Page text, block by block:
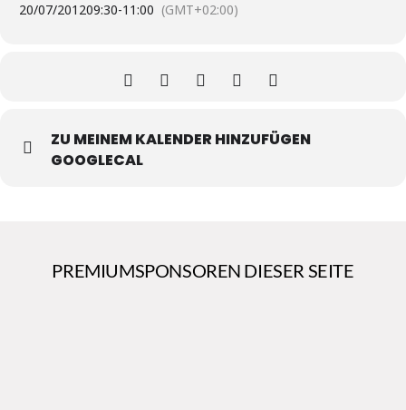
20/07/201209:30-11:00 (GMT+02:00)
ZU MEINEM KALENDER HINZUFÜGEN
GOOGLECAL
PREMIUMSPONSOREN DIESER SEITE